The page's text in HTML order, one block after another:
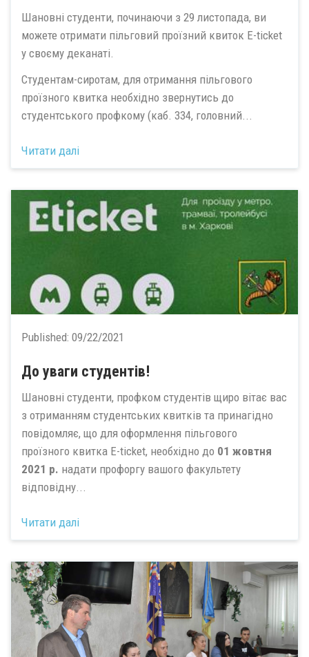
Шановні студенти, починаючи з 29 листопада, ви
можете отримати пільговий проїзний квиток E-ticket
у своєму деканаті.
Студентам-сиротам, для отримання пільгового
проїзного квитка необхідно звернутись до
студентського профкому (каб. 334, головний...
Читати далі
Published: 09/22/2021
До уваги студентів!
Шановні студенти, профком студентів щиро вітає вас
з отриманням студентських квитків та принагідно
повідомляє, що для оформлення пільгового
проїзного квитка E-ticket, необхідно до 01 жовтня
2021 р. надати профоргу вашого факультету
відповідну...
Читати далі